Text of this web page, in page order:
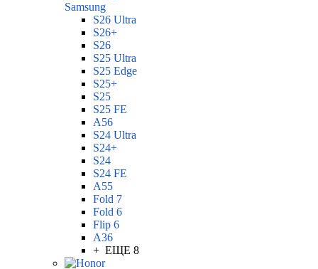
Samsung
S26 Ultra
S26+
S26
S25 Ultra
S25 Edge
S25+
S25
S25 FE
A56
S24 Ultra
S24+
S24
S24 FE
A55
Fold 7
Fold 6
Flip 6
A36
+ ЕЩЕ 8